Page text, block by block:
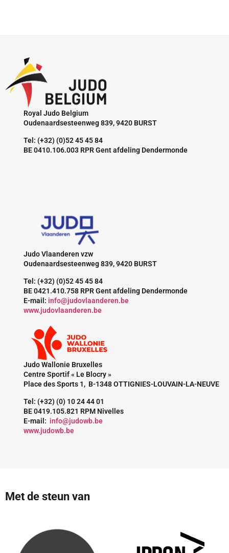
Royal Judo Belgium
Oudenaardsesteenweg 839, 9420 BURST
Tel: (+32) (0)52 45 45 84
BE 0410.106.003 RPR Gent afdeling Dendermonde
Judo Vlaanderen vzw
Oudenaardsesteenweg 839, 9420 BURST
Tel: (+32) (0)52 45 45 84
BE 0421.410.758 RPR Gent afdeling Dendermonde
E-mail: info@judovlaanderen.be
www.judovlaanderen.be
Judo Wallonie Bruxelles
Centre Sportif « Le Blocry »
Place des Sports 1, B-1348 OTTIGNIES-LOUVAIN-LA-NEUVE
Tel: (+32) (0) 10 24 44 01
BE 0419.105.821 RPM Nivelles
E-mail: info@judowb.be
www.judowb.be
Met de steun van